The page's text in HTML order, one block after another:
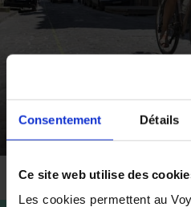
Consentement Détails
Ce site web utilise des
Les cookies permettent au
Louer un